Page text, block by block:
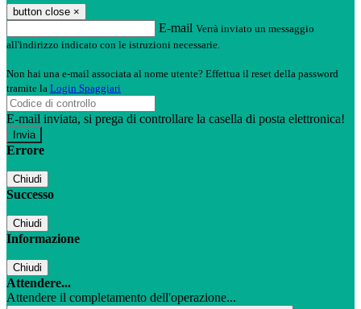
button close ×
E-mail Verrà inviato un messaggio
all'indirizzo indicato con le istruzioni necessarie.
Non hai una e-mail associata al nome utente? Effettua il reset della password
tramite la Login Spaggiari
E-mail inviata, si prega di controllare la casella di posta elettronica!
Errore
Chiudi
Successo
Chiudi
Informazione
Chiudi
Attendere...
Attendere il completamento dell'operazione...